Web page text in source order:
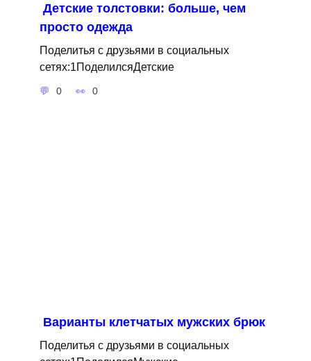
Детские толстовки: больше, чем
просто одежда
Поделитья с друзьями в социальных
сетях:1ПоделилсяДетские
0 0
Варианты клетчатых мужских брюк
Поделитья с друзьями в социальных